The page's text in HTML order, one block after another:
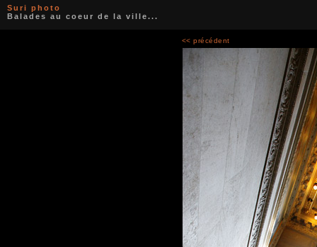
Suri photo
Balades au coeur de la ville...
<< précédent